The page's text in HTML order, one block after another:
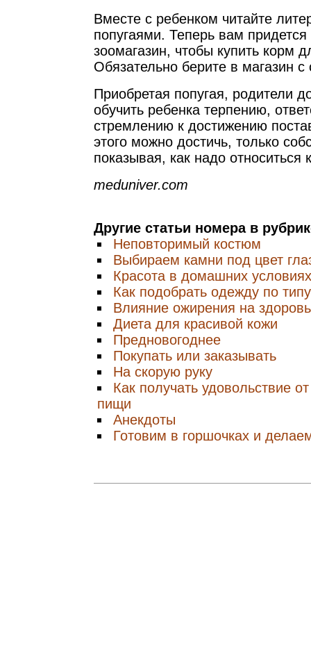
Вместе с ребенком читайте
попугаями. Теперь вам
зоомагазин, чтобы купить корм
Обязательно берите в магазин с
Приобретая попугая, родители
обучить ребенка терпению,
стремлению к достижению
этого можно достичь, только
показывая, как надо относиться
meduniver.com
Другие статьи номера в
Неповторимый костюм
Выбираем камни под цвет
Красота в домашних условиях
Как подобрать одежду по
Влияние ожирения на
Диета для красивой кожи
Предновогоднее
Покупать или заказывать
На скорую руку
Как получать удовольствие
пищи
Анекдоты
Готовим в горшочках и